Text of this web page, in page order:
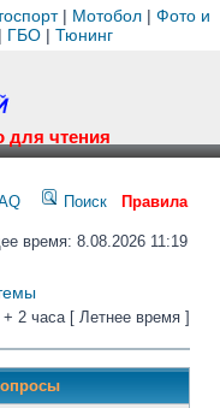
| Мотобол | Фото и
| ГБО| Тюнинг
для чтения
Поиск Правила
время: 8.08.2026 11:19
2 часа [ Летнее время ]